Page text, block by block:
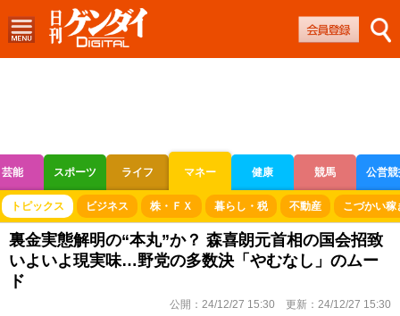
芸能 スポーツ ライフ マネー 健康 競馬 公営
ボートレース 競輪 オートレース
トピックス ビジネス 株・ＦＸ 暮らし・税 不動産 こづかい稼
裏金実態解明の“本丸”か？ 森喜朗元首相の国会招致
いよいよ現実味…野党の多数決「やむなし」のムー
ド
公開： 24/12/27 15:30 更新： 24/12/27 15:30